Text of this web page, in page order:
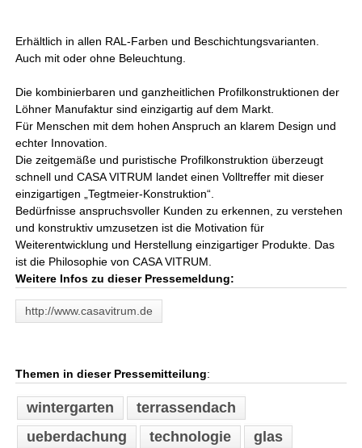
Erhältlich in allen RAL-Farben und Beschichtungsvarianten.
Auch mit oder ohne Beleuchtung.
Die kombinierbaren und ganzheitlichen Profilkonstruktionen der
Löhner Manufaktur sind einzigartig auf dem Markt.
Für Menschen mit dem hohen Anspruch an klarem Design und
echter Innovation.
Die zeitgemäße und puristische Profilkonstruktion überzeugt
schnell und CASA VITRUM landet einen Volltreffer mit dieser
einzigartigen „Tegtmeier-Konstruktion“.
Bedürfnisse anspruchsvoller Kunden zu erkennen, zu verstehen
und konstruktiv umzusetzen ist die Motivation für
Weiterentwicklung und Herstellung einzigartiger Produkte. Das
ist die Philosophie von CASA VITRUM.
Weitere Infos zu dieser Pressemeldung:
http://www.casavitrum.de
Themen in dieser Pressemitteilung:
wintergarten
terrassendach
ueberdachung
technologie
glas